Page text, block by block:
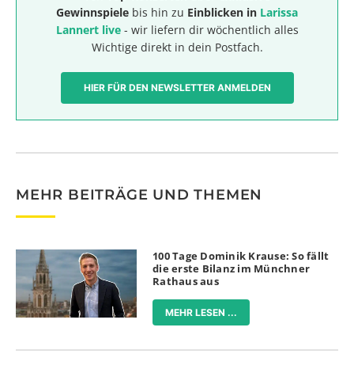
Gewinnspiele bis hin zu Einblicken in Larissa
Lannert live- wir liefern dir wöchentlich alles
Wichtige direkt in dein Postfach.
HIER FÜR DEN NEWSLETTER ANMELDEN
MEHR BEITRÄGE UND THEMEN
100 Tage Dominik Krause: So fällt
die erste Bilanz im Münchner
Rathaus aus
MEHR LESEN ...